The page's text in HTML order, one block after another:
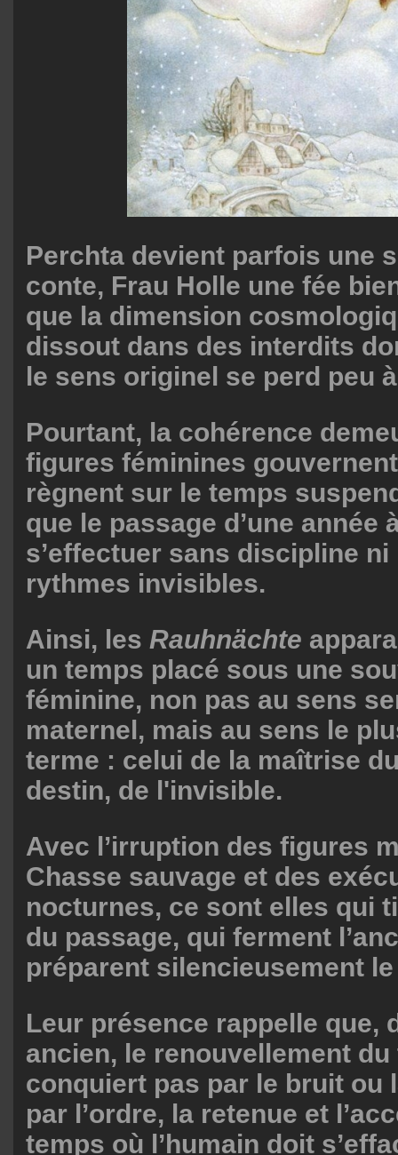
Perchta devient parfois une
conte, Frau Holle une fée
que la dimension
dissout dans des interdits
le sens originel se perd peu
Pourtant, la cohérence
figures féminines
règnent sur le temps
que le passage d’une année
s’effectuer sans discipline
rythmes invisibles.
Ainsi, les Rauhnächte
un temps placé sous une
féminine, non pas au sens
maternel, mais au sens le
terme : celui de la maîtrise
destin, de l'invisible.
Avec l’irruption des figures
Chasse sauvage et des
nocturnes, ce sont elles qui
du passage, qui ferment
préparent silencieusement
Leur présence rappelle que,
ancien, le renouvellement
conquiert pas par le bruit ou
par l’ordre, la retenue et
temps où l’humain doit